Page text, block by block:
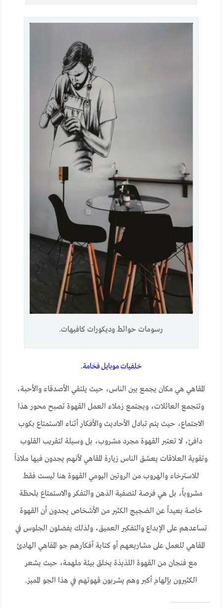
رسومات حوائط وديكورات كافيهات.
خلفيات موبايل فخامة.
المقاهي هي مكان يجمع بين الناس، حيث يلتقي الأصدقاء والأحبة،
وتتجمع العائلات، ويجتمع زملاء العمل القهوة تصبح محور هذا
الاجتماع، حيث يتم تبادل الأحاديث والأفكار أثناء الاستمتاع بكوب
دافئ، لا تعتبر القهوة مجرد مشروب، بل وسيلة لتقريب القلوب
وتقوية العلاقات يعشق الناس زيارة المقاهي لأنهم يجدون فيها ملاذاً
للاسترخاء والهروب من الروتين اليومي القهوة هنا ليست فقط
مشروباً، بل هي فرصة لتصفية الذهن والتفكر والاستمتاع بلحظة
خاصة بعيداً عن الضجيج الكثير من الأشخاص يجدون أن القهوة
تساعدهم على الإبداع والتفكير العميق، ولذلك يفضلون الجلوس في
المقاهي للعمل على مشاريعهم أو كتابة أفكارهم جو المقاهي الهادئ
مع فنجان من القهوة اللذيذة يخلق بيئة ملهمة، حيث يشعر
الكثيرون بإلهام أكبر وهم يشربون قهوتهم في هذا الجو المميز.